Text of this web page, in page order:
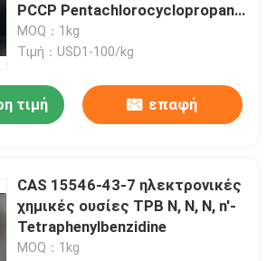
PCCP Pentachlorocyclopropane
CAS 6262-51-7
MOQ：1kg
Τιμή：USD1-100/kg
τιμή επαφή
CAS 15546-43-7 ηλεκτρονικές
χημικές ουσίες TPB Ν, Ν, N, n'-
Tetraphenylbenzidine
MOQ：1kg